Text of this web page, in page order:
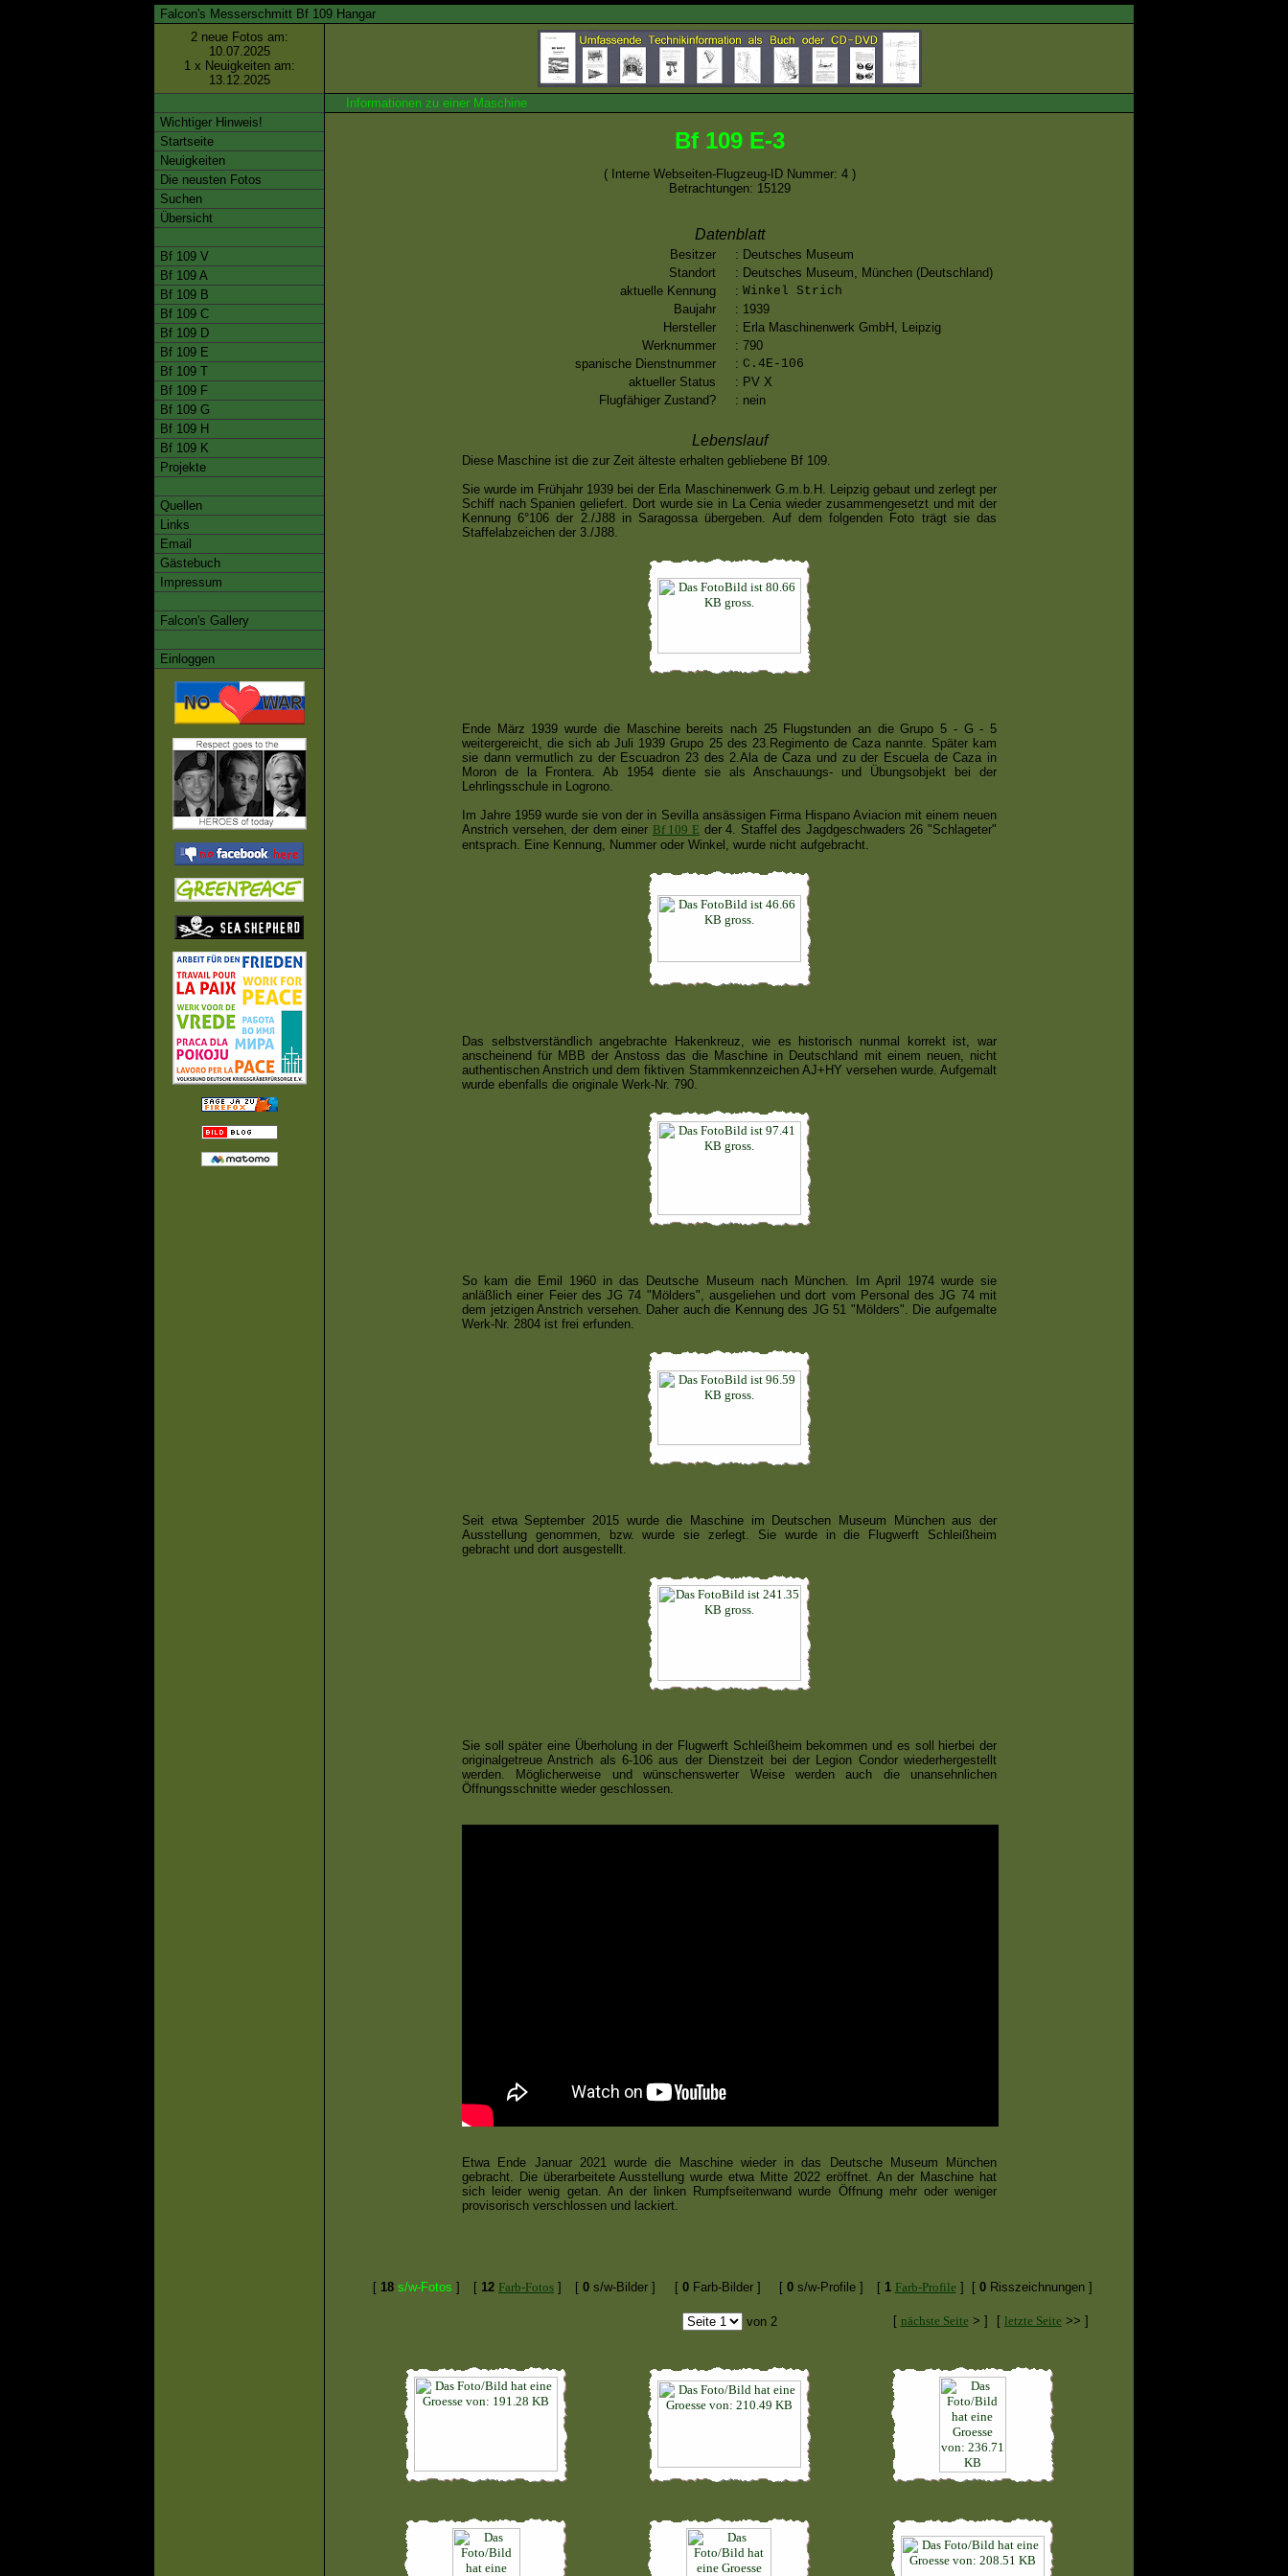
Falcon's Messerschmitt Bf 109 Hangar
2 neue Fotos am:
10.07.2025
1 x Neuigkeiten am:
13.12.2025
Wichtiger Hinweis!
Startseite
Neuigkeiten
Die neusten Fotos
Suchen
Übersicht
Bf 109 V
Bf 109 A
Bf 109 B
Bf 109 C
Bf 109 D
Bf 109 E
Bf 109 T
Bf 109 F
Bf 109 G
Bf 109 H
Bf 109 K
Projekte
Quellen
Links
Email
Gästebuch
Impressum
Falcon's Gallery
Einloggen
Informationen zu einer Maschine
Bf 109 E-3
( Interne Webseiten-Flugzeug-ID Nummer: 4 )
Betrachtungen: 15129
Datenblatt
Besitzer : Deutsches Museum
Standort
: Deutsches Museum, München (Deutschland)
aktuelle Kennung
: Winkel Strich
Baujahr
: 1939
Hersteller
: Erla Maschinenwerk GmbH, Leipzig
Werknummer
: 790
spanische Dienstnummer
: C.4E-106
aktueller Status
: PV X
Flugfähiger Zustand?
: nein
Lebenslauf
Diese Maschine ist die zur Zeit älteste erhalten gebliebene Bf 109.
Sie wurde im Frühjahr 1939 bei der Erla Maschinenwerk G.m.b.H. Leipzig gebaut und zerlegt per
Schiff nach Spanien geliefert. Dort wurde sie in La Cenia wieder zusammengesetzt und mit der
Kennung 6°106 der 2./J88 in Saragossa übergeben. Auf dem folgenden Foto trägt sie das
Staffelabzeichen der 3./J88.
Ende März 1939 wurde die Maschine bereits nach 25 Flugstunden an die Grupo 5 - G - 5
weitergereicht, die sich ab Juli 1939 Grupo 25 des 23.Regimento de Caza nannte. Später kam
sie dann vermutlich zu der Escuadron 23 des 2.Ala de Caza und zu der Escuela de Caza in
Moron de la Frontera. Ab 1954 diente sie als Anschauungs- und Übungsobjekt bei der
Lehrlingsschule in Logrono.
Im Jahre 1959 wurde sie von der in Sevilla ansässigen Firma Hispano Aviacion mit einem neuen
Anstrich versehen, der dem einer Bf 109 E der 4. Staffel des Jagdgeschwaders 26 "Schlageter"
entsprach. Eine Kennung, Nummer oder Winkel, wurde nicht aufgebracht.
Das selbstverständlich angebrachte Hakenkreuz, wie es historisch nunmal korrekt ist, war
anscheinend für MBB der Anstoss das die Maschine in Deutschland mit einem neuen, nicht
authentischen Anstrich und dem fiktiven Stammkennzeichen AJ+HY versehen wurde. Aufgemalt
wurde ebenfalls die originale Werk-Nr. 790.
So kam die Emil 1960 in das Deutsche Museum nach München. Im April 1974 wurde sie
anläßlich einer Feier des JG 74 "Mölders", ausgeliehen und dort vom Personal des JG 74 mit
dem jetzigen Anstrich versehen. Daher auch die Kennung des JG 51 "Mölders". Die aufgemalte
Werk-Nr. 2804 ist frei erfunden.
Seit etwa September 2015 wurde die Maschine im Deutschen Museum München aus der
Ausstellung genommen, bzw. wurde sie zerlegt. Sie wurde in die Flugwerft Schleißheim
gebracht und dort ausgestellt.
Sie soll später eine Überholung in der Flugwerft Schleißheim bekommen und es soll hierbei der
originalgetreue Anstrich als 6-106 aus der Dienstzeit bei der Legion Condor wiederhergestellt
werden. Möglicherweise und wünschenswerter Weise werden auch die unansehnlichen
Öffnungsschnitte wieder geschlossen.
Etwa Ende Januar 2021 wurde die Maschine wieder in das Deutsche Museum München
gebracht. Die überarbeitete Ausstellung wurde etwa Mitte 2022 eröffnet. An der Maschine hat
sich leider wenig getan. An der linken Rumpfseitenwand wurde Öffnung mehr oder weniger
provisorisch verschlossen und lackiert.
[ 18 s/w-Fotos ] [ 12 Farb-Fotos ] [ 0 s/w-Bilder ] [ 0 Farb-Bilder ] [ 0 s/w-Profile ] [ 1 Farb-Profile ] [ 0 Risszeichnungen ]
von 2 [ nächste Seite > ] [ letzte Seite >> ]